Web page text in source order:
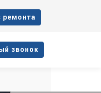
ремонта
звонок